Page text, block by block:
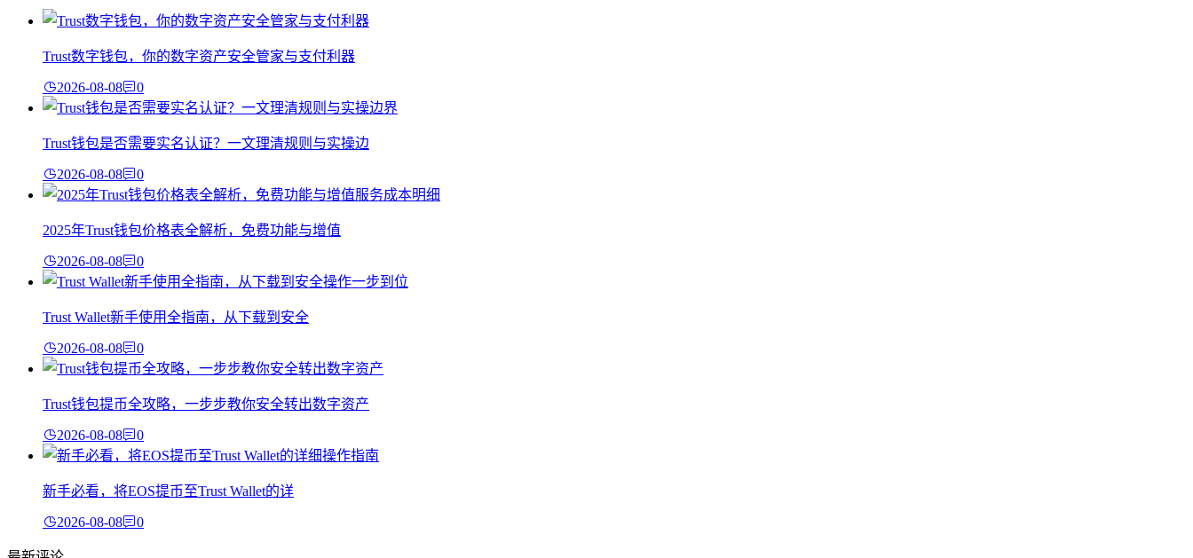
Trust数字钱包，你的数字资产安全管家与支付利器
2026-08-08 0
Trust钱包是否需要实名认证？一文理清规则与实操边
2026-08-08 0
2025年Trust钱包价格表全解析，免费功能与增值
2026-08-08 0
Trust Wallet新手使用全指南，从下载到安全
2026-08-08 0
Trust钱包提币全攻略，一步步教你安全转出数字资产
2026-08-08 0
新手必看，将EOS提币至Trust Wallet的详
2026-08-08 0